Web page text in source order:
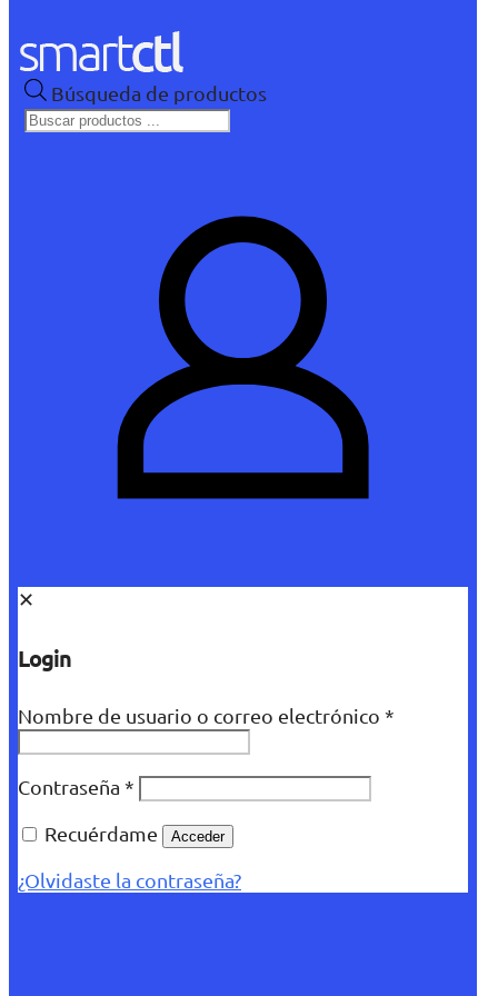
Búsqueda de productos
✕
Login
Nombre de usuario o correo electrónico *
Contraseña *
Recuérdame
Acceder
¿Olvidaste la contraseña?